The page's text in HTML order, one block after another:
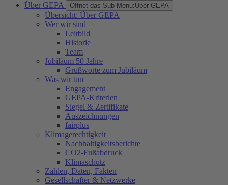
Über GEPA
Öffnet das Sub-Menu:Über GEPA
Übersicht: Über GEPA
Wer wir sind
Leitbild
Historie
Team
Jubiläum 50 Jahre
Grußworte zum Jubiläum
Was wir tun
Engagement
GEPA-Kriterien
Siegel & Zertifikate
Auszeichnungen
fairplus
Klimagerechtigkeit
Nachhaltigkeitsberichte
CO2-Fußabdruck
Klimaschutz
Zahlen, Daten, Fakten
Gesellschafter & Netzwerke